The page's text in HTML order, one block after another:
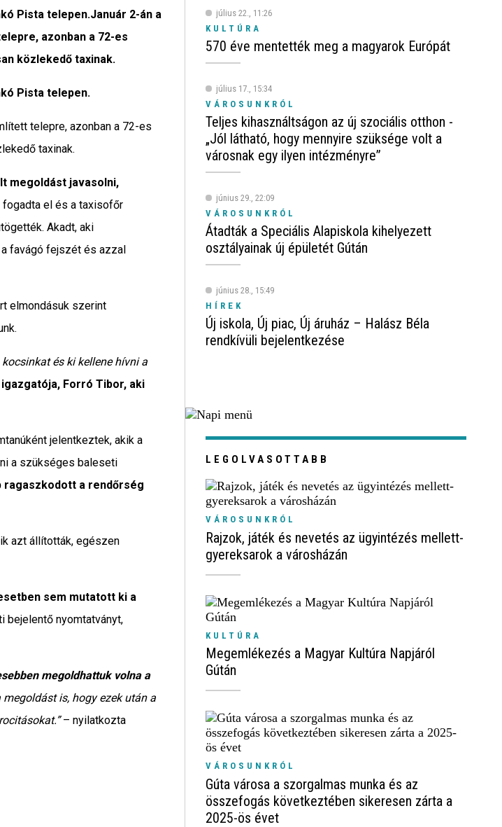
Pista telepen.Január 2-án a
azonban a 72-es
közlekedő taxinak.
Pista telepen.
telepre, azonban a 72-es
taxinak.
megoldást javasolni,
fogadta el és a taxisofőr
Akadt, aki
favágó fejszét és azzal
elmondásuk szerint
kocsinkat és ki kellene hívni a
Forró Tibor, aki
jelentkeztek, akik a
a szükséges baleseti
ragaszkodott a rendőrség
azt állították, egészen
sem mutatott ki a
bejelentő nyomtatványt,
megoldhattuk volna a
is, hogy ezek után a
– nyilatkozta
LEGOLVASOTTABB
VÁROSUNKRÓL
Rajzok, játék és nevetés az ügyintézés mellett-
gyereksarok a városházán
KULTÚRA
Megemlékezés a Magyar Kultúra Napjáról
Gútán
VÁROSUNKRÓL
Gúta városa a szorgalmas munka és az
összefogás következtében sikeresen zárta a
2025-ös évet
július 22., 11:26
KULTÚRA
570 éve mentették meg a magyarok Európát
július 17., 15:34
VÁROSUNKRÓL
Teljes kihasználtságon az új szociális otthon -
„Jól látható, hogy mennyire szüksége volt a
városnak egy ilyen intézményre”
június 29., 22:09
VÁROSUNKRÓL
Átadták a Speciális Alapiskola kihelyezett
osztályainak új épületét Gútán
június 28., 15:49
HÍREK
Új iskola, Új piac, Új áruház – Halász Béla
rendkívüli bejelentkezése